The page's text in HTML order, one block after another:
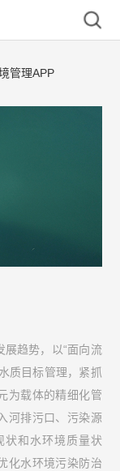
管理APP
趋势，以“面向流
质目标管理，紧抓
为载体的精细化管
河排污口、污染源
状和水环境质量状
化水环境污染防治